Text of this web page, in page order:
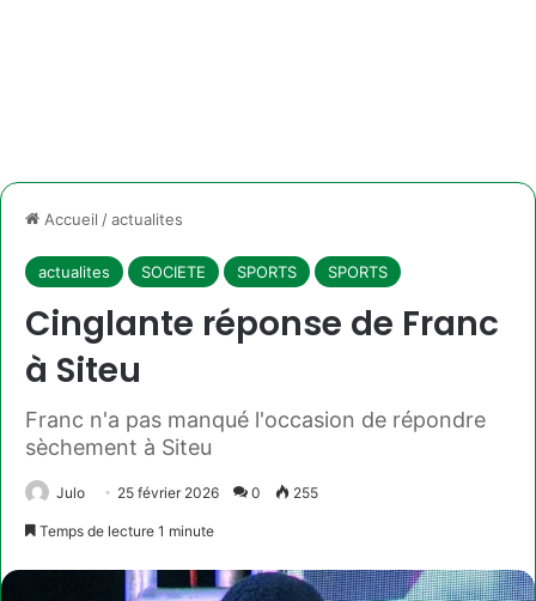
Accueil /actualites
actualites SOCIETE SPORTS SPORTS
Cinglante réponse de Franc
à Siteu
Franc n'a pas manqué l'occasion de répondre
sèchement à Siteu
Julo 25 février 2026 0 255
Temps de lecture 1 minute